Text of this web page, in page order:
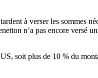
à verser les sommes
n’a pas encore versé
soit plus de 10 % du